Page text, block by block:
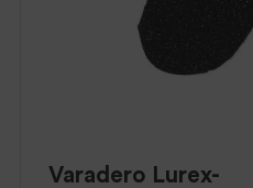
Varadero Lurex-